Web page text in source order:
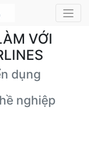
VỚI
dụng
nghiệp